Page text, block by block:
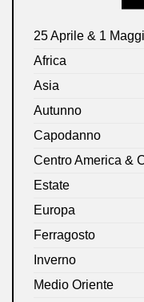
25 Aprile & 1
Africa
Asia
Autunno
Capodanno
Centro America &
Estate
Europa
Ferragosto
Inverno
Medio Oriente